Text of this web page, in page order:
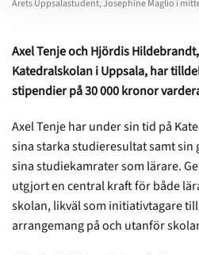
Årets Uppsalastudent, Josephine Maglio i
Axel Tenje och Hjördis
Katedralskolan i Uppsala, har
stipendier på 30 000 kronor
Axel Tenje har under sin tid på
sina starka studieresultat samt
sina studiekamrater som lärare.
utgjort en central kraft för både
skolan, likväl som initiativtagare
arrangemang på och utanför